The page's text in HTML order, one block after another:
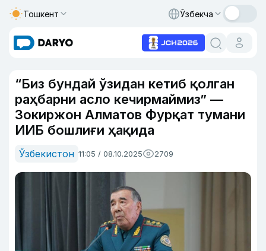
Тошкент Ўзбекча
“Биз бундай ўзидан кетиб қолган
раҳбарни асло кечирмаймиз” —
Зокиржон Алматов Фурқат тумани
ИИБ бошлиғи ҳақида
Ўзбекистон 11:05 / 08.10.2025 2709